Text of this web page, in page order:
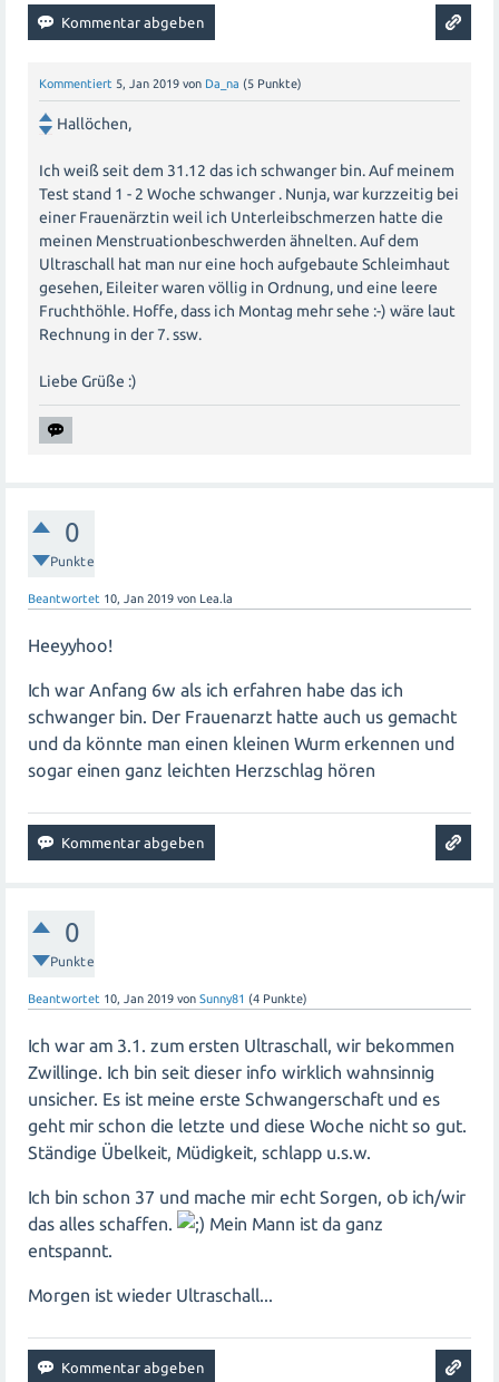
Kommentiert 5, Jan 2019 von Da_na (5 Punkte)
Hallöchen,
Ich weiß seit dem 31.12 das ich schwanger bin. Auf meinem
Test stand 1 - 2 Woche schwanger . Nunja, war kurzzeitig bei
einer Frauenärztin weil ich Unterleibschmerzen hatte die
meinen Menstruationbeschwerden ähnelten. Auf dem
Ultraschall hat man nur eine hoch aufgebaute Schleimhaut
gesehen, Eileiter waren völlig in Ordnung, und eine leere
Fruchthöhle. Hoffe, dass ich Montag mehr sehe :-) wäre laut
Rechnung in der 7. ssw.
Liebe Grüße :)
0
Punkte
Beantwortet 10, Jan 2019 von Lea.la
Heeyyhoo!
Ich war Anfang 6w als ich erfahren habe das ich
schwanger bin. Der Frauenarzt hatte auch us gemacht
und da könnte man einen kleinen Wurm erkennen und
sogar einen ganz leichten Herzschlag hören
0
Punkte
Beantwortet 10, Jan 2019 von Sunny81 (4 Punkte)
Ich war am 3.1. zum ersten Ultraschall, wir bekommen
Zwillinge. Ich bin seit dieser info wirklich wahnsinnig
unsicher. Es ist meine erste Schwangerschaft und es
geht mir schon die letzte und diese Woche nicht so gut.
Ständige Übelkeit, Müdigkeit, schlapp u.s.w.
Ich bin schon 37 und mache mir echt Sorgen, ob ich/wir
das alles schaffen.
Mein Mann ist da ganz
entspannt.
Morgen ist wieder Ultraschall...